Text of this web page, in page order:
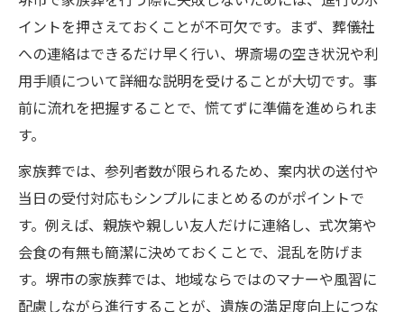
イントを押さえておくことが不可欠です。まず、葬儀社
への連絡はできるだけ早く行い、堺斎場の空き状況や利
用手順について詳細な説明を受けることが大切です。事
前に流れを把握することで、慌てずに準備を進められま
す。
家族葬では、参列者数が限られるため、案内状の送付や
当日の受付対応もシンプルにまとめるのがポイントで
す。例えば、親族や親しい友人だけに連絡し、式次第や
会食の有無も簡潔に決めておくことで、混乱を防げま
す。堺市の家族葬では、地域ならではのマナーや風習に
配慮しながら進行することが、遺族の満足度向上につな